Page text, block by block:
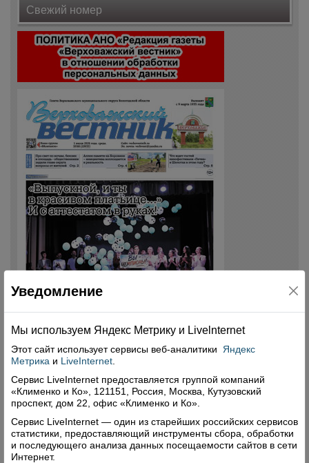
Свежий номер
Уведомление
Мы используем Яндекс Метрику и Livelnternet
Этот сайт использует сервисы веб-аналитики
Яндекс
Метрика и LiveInternet
Сервис LiveInternet предоставляется группой компаний
«Клименко и Ко», 121151, Россия, Москва, Кутузовский
проспект, дом 22, офис «Клименко и Ко».
Сервис LiveInternet — один из старейших российских сервисов
статистики, предоставляющий инструменты сбора, обработки
и последующего анализа данных посещаемости сайтов в сети
Интернет.